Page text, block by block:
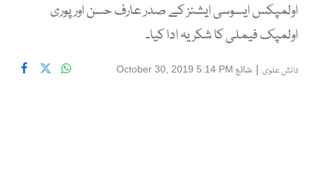
اولمپکس ایسوسی ایشنز کے صدر عارف حسن اور پوری
اولمپک فیملی کا شکریہ ادا کیا۔
دانش علوی | شائع October 30, 2019 5:14 PM